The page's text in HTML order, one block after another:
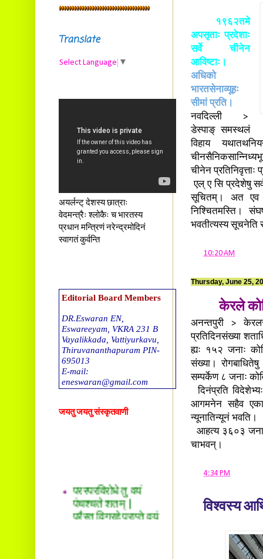
१९६२तमे
अपसृताः प्रदेशाः
सर्वे चीनेन
आविष्टाः।
अधिको
भारतसेनाव्यूहः
सीमां प्रति।
नवदिल्ली >
डेस्पाङ् समस्थलं
विहाय
चीनेन प्रतिनिवृत्ताः
एल् ए सि प्रदेशेषु
सूचितम्। अत एव
निश्चितमस्ति।
भवतीत्यस्य सूचनेति
10:20 AM
Thursday, June 25,
केरले
अनन्तपुरी >
प्रतिदिनसंख्या
ह्यः १५२ जनाः
संख्या।
सम्पर्केण ८ जनाः
दिनंप्रति
आगमनेन सहैव
न्यूनातिन्यूनं भवति।
आहत्य ३६०३
चाभवन्।
4:34 PM
विश्वस्य
Translate
Select Language ▼
अयर्लन्ट् देशस्य छात्राः
वेदमन्त्रैः श्लोकैः च भारतस्य
प्रधान मन्त्रिणं नरेन्द्रमोदिनं
स्वागतं कुर्वन्ति
Editorial Board Members
DR.Eswaran EN,
Eswareeyam, VKRA 231 B
Vayalikkada, Vattiyurkavu,
Thiruvananthapuram PIN-
695013
E-mail:
eneswaran@gmail.com
Tholalil, Okkal 683550. E-
E-mail:
drsreepradeep@gmail.com
Ravikumar. S
जयतु जयतु संस्कृतवाणी
पंचश्चते शतम् |
परैस्तु विग्रहे प्राप्ते वयं
पंचाधिकं शतम् ||